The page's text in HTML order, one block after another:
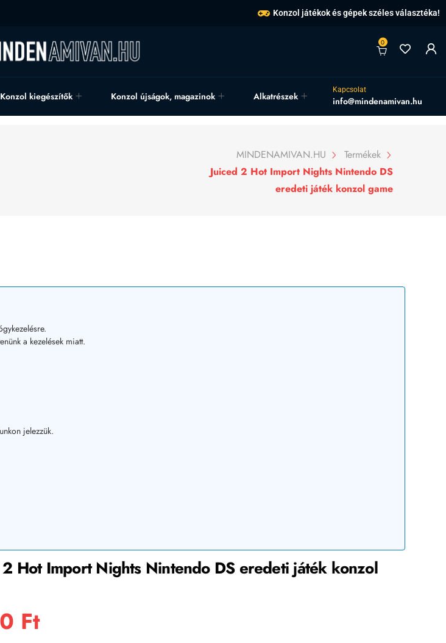
Konzol játékok és gépek széles választéka!
0
Konzol kiegészítők Konzol újságok, magazinok Alkatrészek
Kapcsolat
info@mindenamivan.hu
MINDENAMIVAN.HU
Termékek
Juiced 2 Hot Import Nights Nintendo DS
eredeti játék konzol game
a kezelések miatt.
jelezzük.
2 Hot Import Nights Nintendo DS eredeti játék konzol
Ft